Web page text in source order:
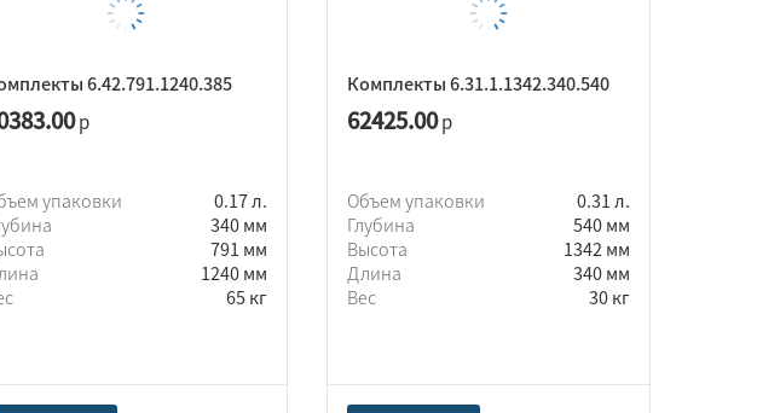
6.42.791.1240.385
р
упаковки
0.17 л.
340 мм
791 мм
1240 мм
65 кг
Комплекты 6.31.1.1342.340.540
62425.00р
Объем упаковки
0.31 л.
Глубина
540 мм
Высота
1342 мм
Длина
340 мм
Вес
30 кг